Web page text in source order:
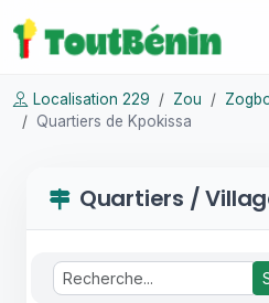
Localisation 229 Zou
Quartiers de Kpokissa
Quartiers /